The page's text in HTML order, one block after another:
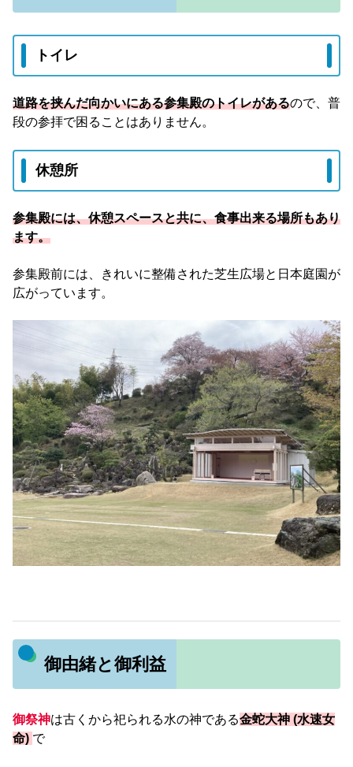
トイレ
道路を挟んだ向かいにある参集殿のトイレがあるので、普
段の参拝で困ることはありません。
休憩所
参集殿には、休憩スペースと共に、食事出来る場所もあり
ます。
参集殿前には、きれいに整備された芝生広場と日本庭園が
広がっています。
御由緒と御利益
御祭神は古くから祀られる水の神である金蛇大神 (水速女
命) で